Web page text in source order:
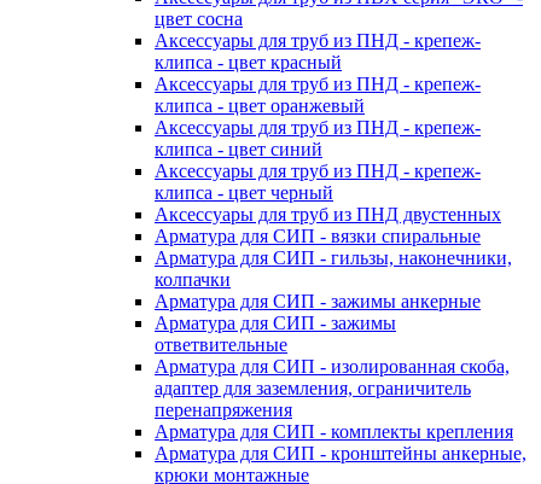
цвет сосна
Аксессуары для труб из ПНД - крепеж-
клипса - цвет красный
Аксессуары для труб из ПНД - крепеж-
клипса - цвет оранжевый
Аксессуары для труб из ПНД - крепеж-
клипса - цвет синий
Аксессуары для труб из ПНД - крепеж-
клипса - цвет черный
Аксессуары для труб из ПНД двустенных
Арматура для СИП - вязки спиральные
Арматура для СИП - гильзы, наконечники,
колпачки
Арматура для СИП - зажимы анкерные
Арматура для СИП - зажимы
ответвительные
Арматура для СИП - изолированная скоба,
адаптер для заземления, ограничитель
перенапряжения
Арматура для СИП - комплекты крепления
Арматура для СИП - кронштейны анкерные,
крюки монтажные